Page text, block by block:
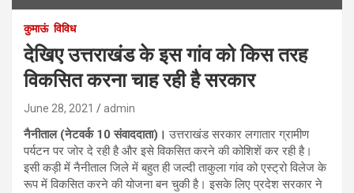
कुमाऊं विविध
देखिए उत्तराखंड के इस गांव को किस तरह
विकसित करना चाह रही है सरकार
June 28, 2021 admin
नैनीताल (नेटवर्क 10 संवाददाता)।उत्तराखंड सरकार लगातार ग्रामीण
पर्यटन पर जोर दे रही है और इसे विकसित करने की कोशिशें कर रही है।
इसी कड़ी में नैनीताल जिले में बहुत ही जल्दी ताकुला गांव को एस्ट्रो विलेज के
रूप में विकसित करने की योजना बन चुकी है। इसके लिए प्रदेश सरकार ने